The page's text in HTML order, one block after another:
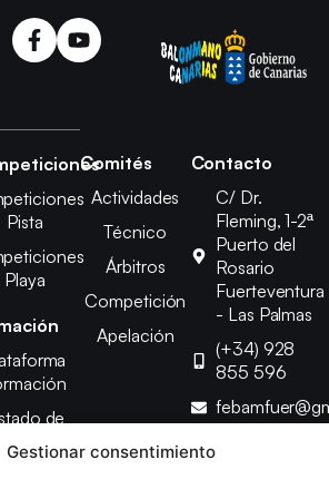
Gestionar consentimiento
Pista
Playa
de
Cursos
Comités
Actividades
Técnico
Árbitros
Competición
Apelación
Contacto
C/ Dr.
Fleming, 1-2ª
Puerto del
Rosario
Fuerteventura
- Las Palmas
(+34) 928
855 596